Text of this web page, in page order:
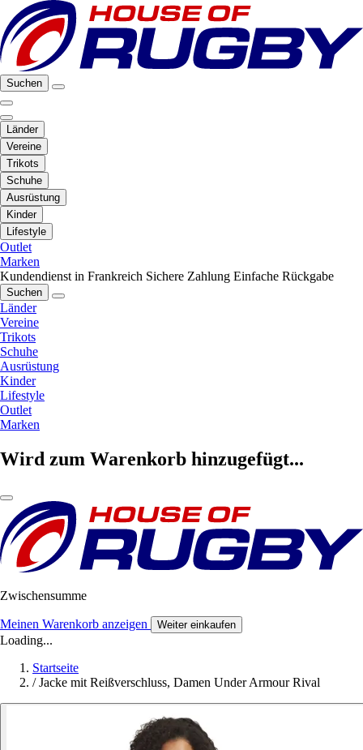
Suchen
Länder
Vereine
Trikots
Schuhe
Ausrüstung
Kinder
Lifestyle
Outlet
Marken
Kundendienst in Frankreich Sichere Zahlung Einfache Rückgabe
Suchen
Länder
Vereine
Trikots
Schuhe
Ausrüstung
Kinder
Lifestyle
Outlet
Marken
Wird zum Warenkorb hinzugefügt...
Zwischensumme
Meinen Warenkorb anzeigen Weiter einkaufen
Loading...
Startseite
/ Jacke mit Reißverschluss, Damen Under Armour Rival